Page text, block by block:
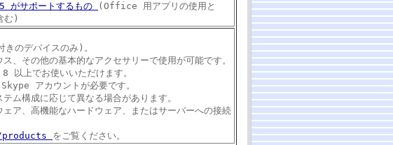
サポートするもの
(Office 用アプリの使用と
む)
のデバイスのみ)。
、その他の基本的なアクセサリーで使用が可能です。
以上でお使いいただけます。
アカウントが必要です。
ム構成に応じて異なる場合があります。
ア、高機能なハードウェア、またはサーバーへの接続
products をご覧ください。